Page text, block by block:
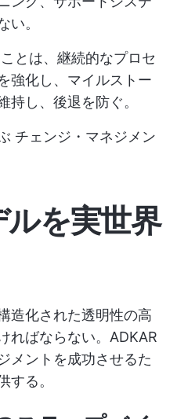
い。
とは、継続的なプロセ
強化し、マイルストー
持し、後退を防ぐ。
チェンジ・マネジメン
を実世界
造化された透明性の高
ればならない。ADKAR
メントを成功させるた
する。